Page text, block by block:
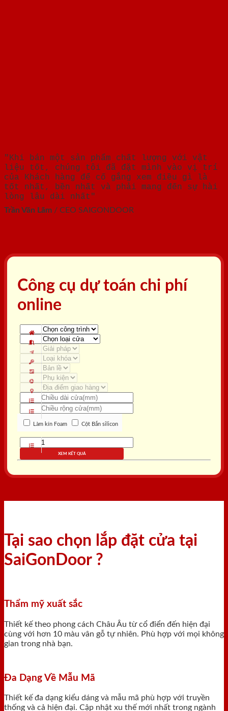
"Khi bán một sản phẩm chất lượng với vật
liệu tốt, chúng tôi đã đặt mình vào vị trí
của Khách hàng để cố gắng xem điều gì là
tốt nhất, bền nhất và phải mang đến sự hài
lòng lâu dài nhất"
Trần Văn Lãm / CEO SAIGONDOOR
Công cụ dự toán chi phí
online
Làm kín Foam Cột Bắn silicon
XEM KẾT QUẢ
Tại sao chọn lắp đặt cửa tại
SaiGonDoor ?
Thẩm mỹ xuất sắc
Thiết kế theo phong cách Châu Âu từ cổ điển đến hiện đại
cùng với hơn 10 màu vân gỗ tự nhiên. Phù hợp với mọi không
gian trong nhà bạn.
Đa Dạng Về Mẫu Mã
Thiết kế đa dạng kiểu dáng và mẫu mã phù hợp với truyền
thống và cả hiện đại. Cập nhật xu thế mới nhất trong ngành